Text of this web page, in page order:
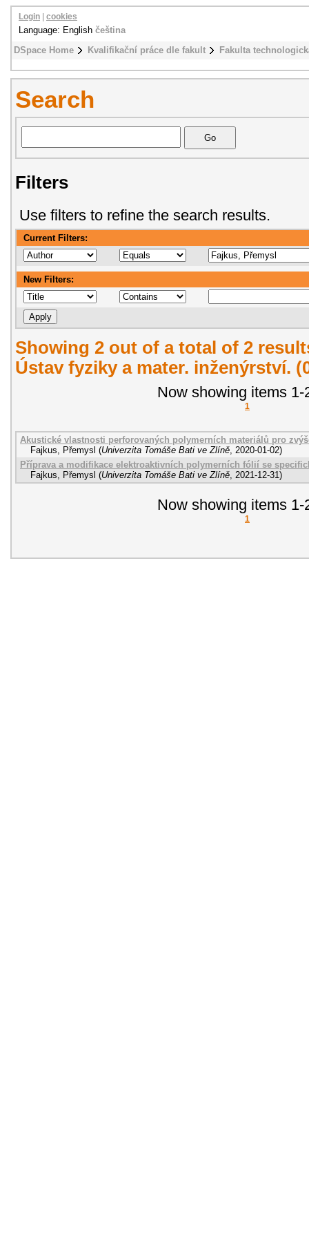
DSpace Home Kvalifikační práce dle fakult Fakulta
Login cookies
Language: English čeština
Search
Filters
Use filters to refine the search results.
Current Filters:
New Filters:
Showing 2 out of a total of 2
Ústav fyziky a mater. inženýrství.
Now showing items 1-
1
Akustické vlastnosti perforovaných polymerních materiálů pro
Fajkus, Přemysl (Univerzita Tomáše Bati ve Zlíně 2020-01-02)
Příprava a modifikace elektroaktivních polymerních fólií se
Fajkus, Přemysl (Univerzita Tomáše Bati ve Zlíně 2021-12-31)
Now showing items 1-
1